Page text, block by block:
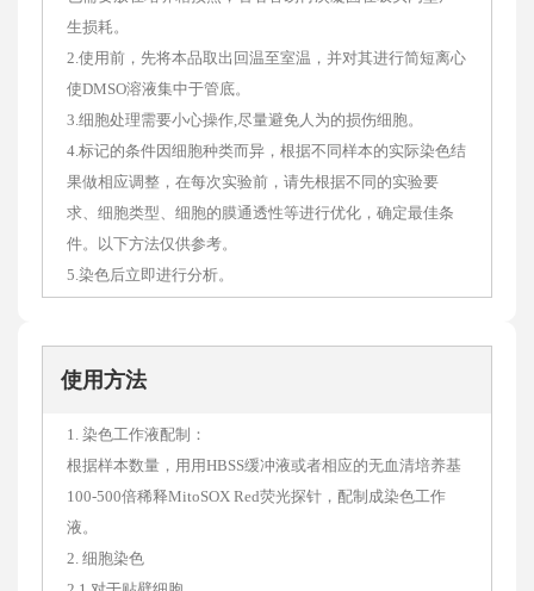
生损耗。
2.使用前，先将本品取出回温至室温，并对其进行简短离心
使DMSO溶液集中于管底。
3.细胞处理需要小心操作,尽量避免人为的损伤细胞。
4.标记的条件因细胞种类而异，根据不同样本的实际染色结
果做相应调整，在每次实验前，请先根据不同的实验要
求、细胞类型、细胞的膜通透性等进行优化，确定最佳条
件。以下方法仅供参考。
5.染色后立即进行分析。
使用方法
1. 染色工作液配制：
根据样本数量，用用HBSS缓冲液或者相应的无血清培养基
100-500倍稀释MitoSOX Red荧光探针，配制成染色工作
液。
2. 细胞染色